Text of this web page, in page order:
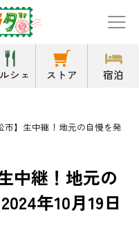
シェ ストア 宿泊
市】生中継！地元の自慢を発
中継！地元の
年10月19日